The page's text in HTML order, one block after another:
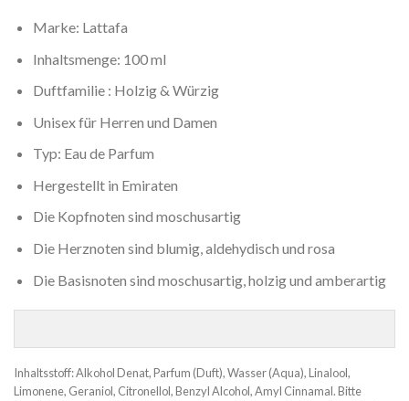
Marke: Lattafa
Inhaltsmenge: 100 ml
Duftfamilie : Holzig & Würzig
Unisex für Herren und Damen
Typ: Eau de Parfum
Hergestellt in Emiraten
Die Kopfnoten sind moschusartig
Die Herznoten sind blumig, aldehydisch und rosa
Die Basisnoten sind moschusartig, holzig und amberartig
Inhaltsstoff: Alkohol Denat, Parfum (Duft), Wasser (Aqua), Linalool,
Limonene, Geraniol, Citronellol, Benzyl Alcohol, Amyl Cinnamal. Bitte